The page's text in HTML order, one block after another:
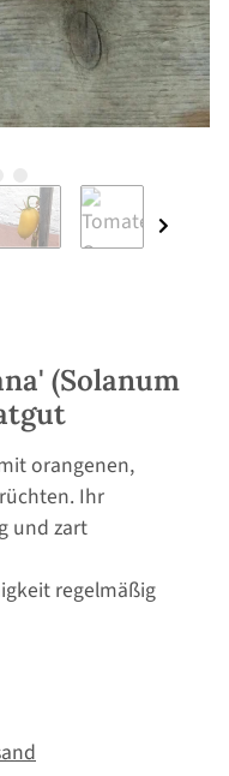
(Solanum
orangenen,
Ihr
und zart
regelmäßig